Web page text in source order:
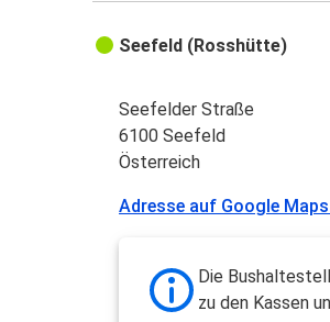
Seefeld (Rosshütte)
Seefelder Straße
6100 Seefeld
Österreich
Adresse auf Google
Die
zu den Kassen